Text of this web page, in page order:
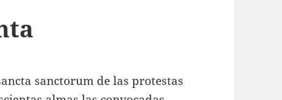
sanctorum de las protestas